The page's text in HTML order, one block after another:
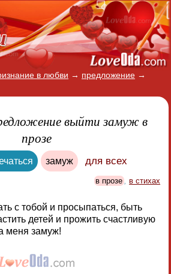
в любви → предложение →
выйти замуж в
прозе
замуж для всех
в прозе , в стихах
с тобой и просыпаться, быть
детей и прожить счастливую
меня замуж!